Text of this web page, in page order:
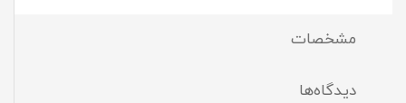
مشخصات
دیدگاه‌ها